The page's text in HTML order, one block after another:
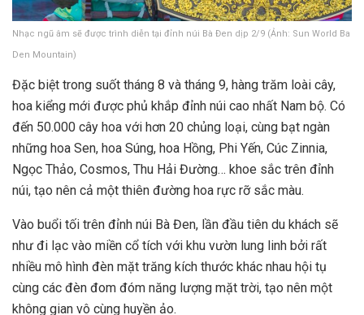
Nhạc ngũ âm sẽ được trình diễn tại đỉnh núi Bà Đen dịp 2/9 (Ảnh: Sun World Ba
Den Mountain)
Đặc biệt trong suốt tháng 8 và tháng 9, hàng trăm loài cây,
hoa kiểng mới được phủ khắp đỉnh núi cao nhất Nam bộ. Có
đến 50.000 cây hoa với hơn 20 chủng loại, cùng bạt ngàn
những hoa Sen, hoa Súng, hoa Hồng, Phi Yến, Cúc Zinnia,
Ngọc Thảo, Cosmos, Thu Hải Đường… khoe sắc trên đỉnh
núi, tạo nên cả một thiên đường hoa rực rỡ sắc màu.
Vào buổi tối trên đỉnh núi Bà Đen, lần đầu tiên du khách sẽ
như đi lạc vào miền cổ tích với khu vườn lung linh bởi rất
nhiều mô hình đèn mặt trăng kích thước khác nhau hội tụ
cùng các đèn đom đóm năng lượng mặt trời, tạo nên một
không gian vô cùng huyền ảo.